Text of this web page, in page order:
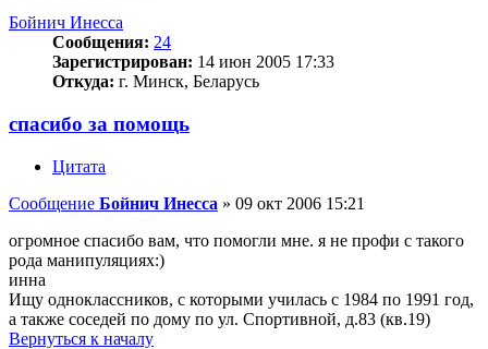
Бойнич Инесса
Сообщения: 24
Зарегистрирован: 14 июн 2005 17:33
Откуда: г. Минск, Беларусь
спасибо за помощь
Цитата
Сообщение Бойнич Инесса » 09 окт 2006 15:21
огромное спасибо вам, что помогли мне. я не профи с такого
рода манипуляциях:)
инна
Ищу одноклассников, с которыми училась с 1984 по 1991 год,
а также соседей по дому по ул. Спортивной, д.83 (кв.19)
Вернуться к началу